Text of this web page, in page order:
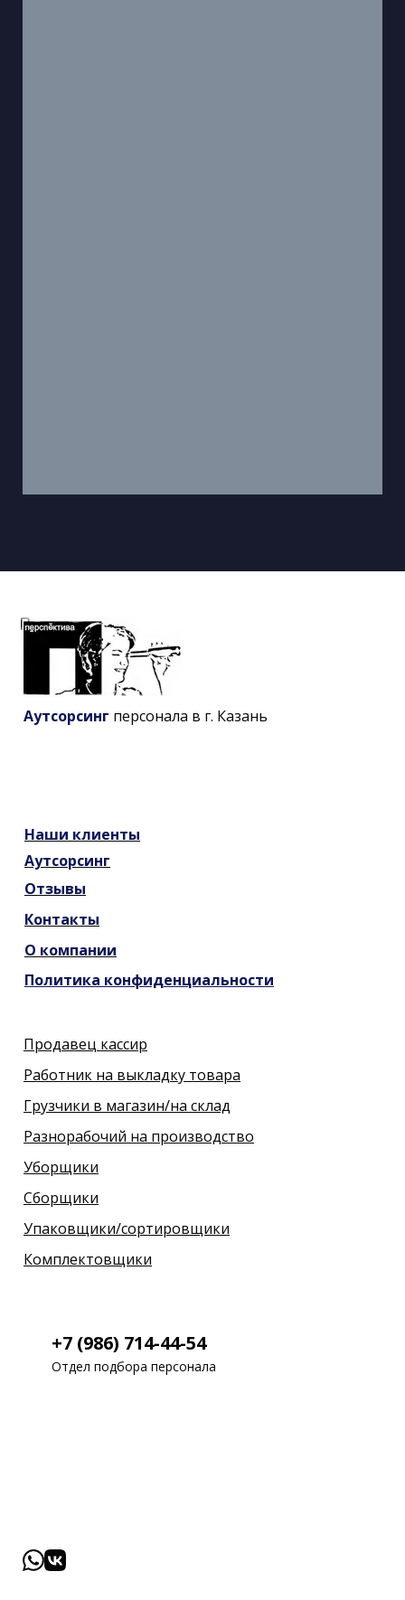
Политика конфиденциальности
Комплектовщики
Упаковщики/сортировщики
Сборщики
Уборщики
Разнорабочий на производство
Грузчики в магазин/на склад
Работник на выкладку товара
Продавец кассир
+7 (986) 714-44-54
Отдел подбора персонала
О компании
Контакты
Отзывы
Аутсорсинг
Наши клиенты
Аутсорсинг персонала в г. Казань